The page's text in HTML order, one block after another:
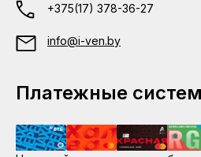
+375(17) 378-36-27
info@i-ven.by
Платежные